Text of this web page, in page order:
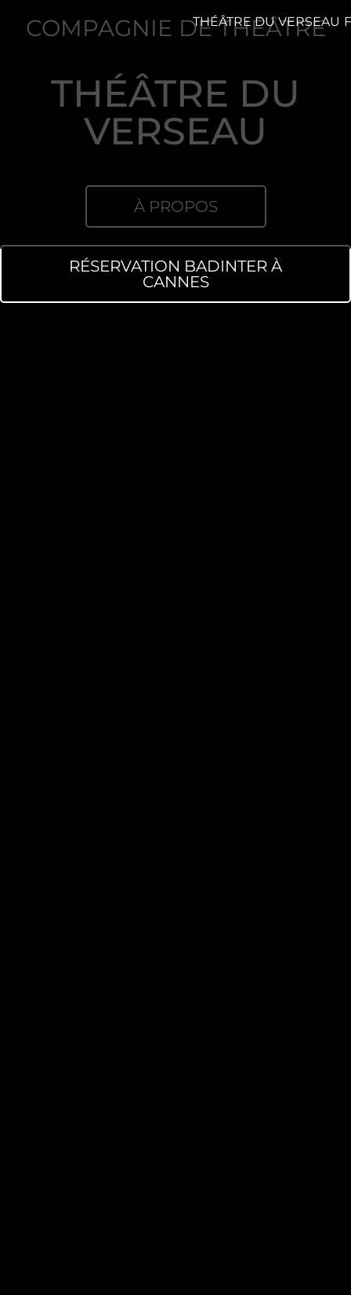
RÉSERVATION BADINTER À
CANNES
COMPAGNIE DE THÉÂTRE
THÉÂTRE DU
VERSEAU
À PROPOS
THÉÂTRE DU VERSEAU